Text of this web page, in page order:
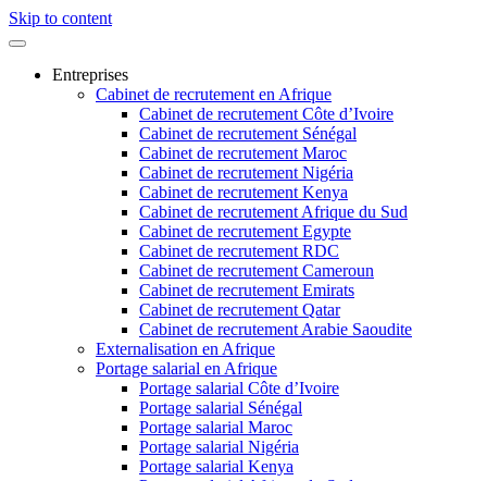
Skip to content
Entreprises
Cabinet de recrutement en Afrique
Cabinet de recrutement Côte d’Ivoire
Cabinet de recrutement Sénégal
Cabinet de recrutement Maroc
Cabinet de recrutement Nigéria
Cabinet de recrutement Kenya
Cabinet de recrutement Afrique du Sud
Cabinet de recrutement Egypte
Cabinet de recrutement RDC
Cabinet de recrutement Cameroun
Cabinet de recrutement Emirats
Cabinet de recrutement Qatar
Cabinet de recrutement Arabie Saoudite
Externalisation en Afrique
Portage salarial en Afrique
Portage salarial Côte d’Ivoire
Portage salarial Sénégal
Portage salarial Maroc
Portage salarial Nigéria
Portage salarial Kenya